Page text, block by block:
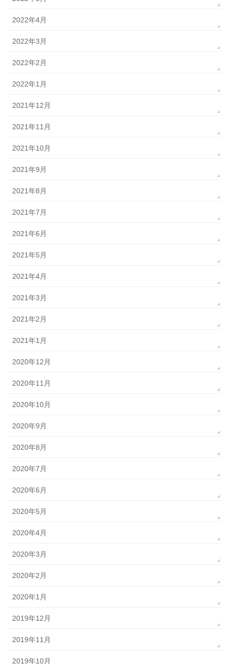
2022年4月
2022年3月
2022年2月
2022年1月
2021年12月
2021年11月
2021年10月
2021年9月
2021年8月
2021年7月
2021年6月
2021年5月
2021年4月
2021年3月
2021年2月
2021年1月
2020年12月
2020年11月
2020年10月
2020年9月
2020年8月
2020年7月
2020年6月
2020年5月
2020年4月
2020年3月
2020年2月
2020年1月
2019年12月
2019年11月
2019年10月